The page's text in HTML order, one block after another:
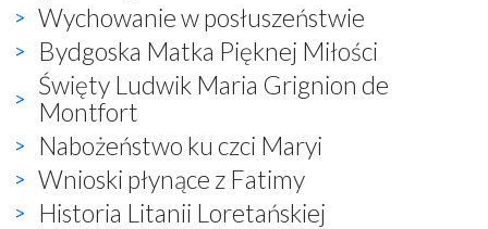
Wychowanie w posłuszeństwie
Bydgoska Matka Pięknej Miłości
Święty Ludwik Maria Grignion de
Montfort
Nabożeństwo ku czci Maryi
Wnioski płynące z Fatimy
Historia Litanii Loretańskiej